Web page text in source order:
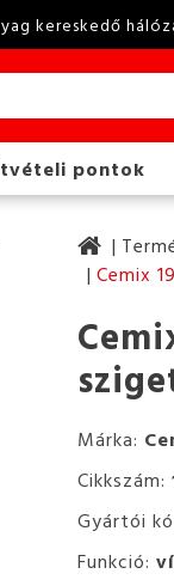
kereskedő
pontok
Cemix
Márka:
Cikkszám:
Gyártói
Funkció: